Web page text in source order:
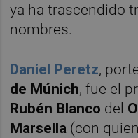
ya ha trascendido
nombres.
Daniel Peretz,
de Múnich, fue el
Rubén Blanco del
Marsella (con